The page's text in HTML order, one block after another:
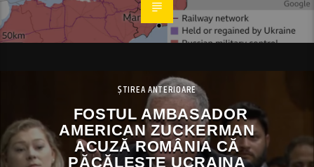
ȘTIREA ANTERIOARE
FOSTUL AMBASADOR
AMERICAN ZUCKERMAN
ACUZĂ ROMÂNIA CĂ
PĂCĂLEȘTE UCRAINA